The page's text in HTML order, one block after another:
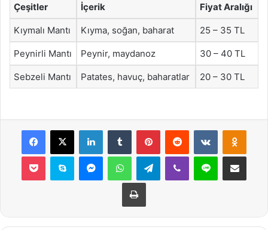
Çeşitler İçerik Fiyat Aralığı
Kıymalı Mantı Kıyma, soğan, baharat 25 – 35 TL
Peynirli Mantı Peynir, maydanoz 30 – 40 TL
Sebzeli Mantı Patates, havuç, baharatlar 20 – 30 TL
Facebook
X LinkedInTumblr PinterestReddit VKontakte
Pocket Skype MessengerWhatsAppTelegramViber Line E-Posta ile
Yazdır